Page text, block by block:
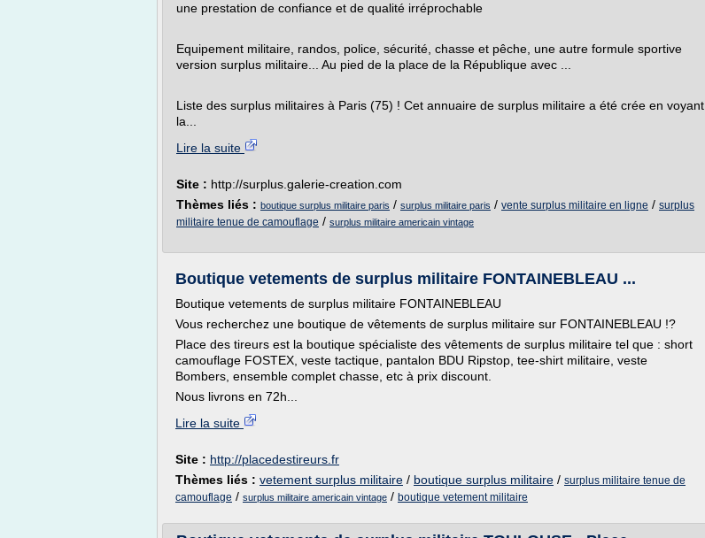
une prestation de confiance et de qualité irréprochable
Equipement militaire, randos, police, sécurité, chasse et pêche, une autre formule sportive
version surplus militaire... Au pied de la place de la République avec ...
Liste des surplus militaires à Paris (75) ! Cet annuaire de surplus militaire a été crée en voyant
la...
Lire la suite
Site : http://surplus.galerie-creation.com
Thèmes liés : boutique surplus militaire paris / surplus militaire paris / vente surplus militaire en ligne / surplus
militaire tenue de camouflage / surplus militaire americain vintage
Boutique vetements de surplus militaire FONTAINEBLEAU ...
Boutique vetements de surplus militaire FONTAINEBLEAU
Vous recherchez une boutique de vêtements de surplus militaire sur FONTAINEBLEAU !?
Place des tireurs est la boutique spécialiste des vêtements de surplus militaire tel que : short
camouflage FOSTEX, veste tactique, pantalon BDU Ripstop, tee-shirt militaire, veste
Bombers, ensemble complet chasse, etc à prix discount.
Nous livrons en 72h...
Lire la suite
Site : http://placedestireurs.fr
Thèmes liés : vetement surplus militaire / boutique surplus militaire / surplus militaire tenue de
camouflage / surplus militaire americain vintage / boutique vetement militaire